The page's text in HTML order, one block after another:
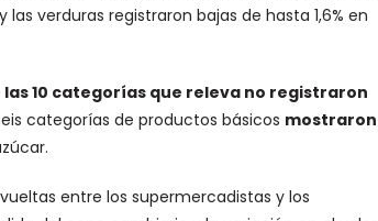
verduras registraron bajas de hasta 1,6% en
las 10 categorías que releva no registraron
categorías de productos básicos mostraron
entre los supermercadistas y los